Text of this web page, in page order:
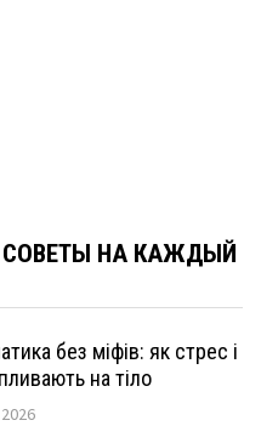
СОВЕТЫ НА КАЖДЫЙ
без міфів: як стрес і
на тіло